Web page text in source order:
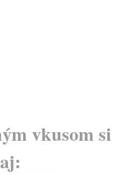
vkusom si